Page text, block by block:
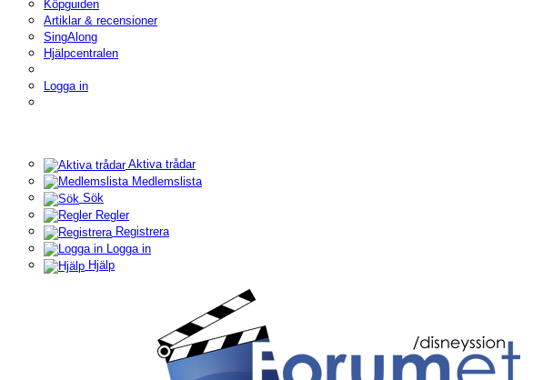
Köpguiden
Artiklar & recensioner
SingAlong
Hjälpcentralen
Logga in
Aktiva trådar
Medlemslista
Sök
Regler
Registrera
Logga in
Hjälp